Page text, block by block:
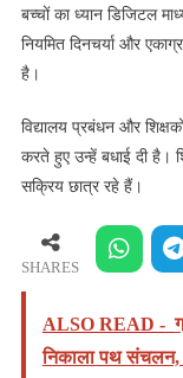
बच्चों का ध्यान डिजिटल
नियमित दिनचर्या और
है।
विद्यालय प्रबंधन और
करते हुए उन्हें बधाई दी है।
सक्रिय छात्र रहे हैं।
SHARES
ALSO READ -
निकाला पथ संचलन,